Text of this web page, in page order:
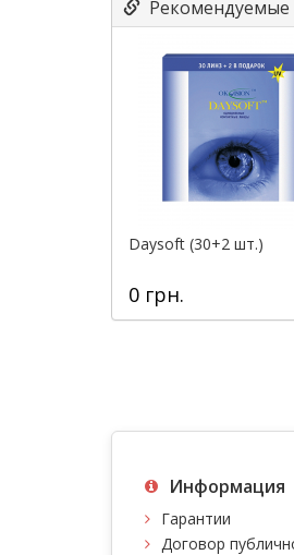
Daysoft (30+2 шт.)
0 грн.
Информация
Гарантии
Договор